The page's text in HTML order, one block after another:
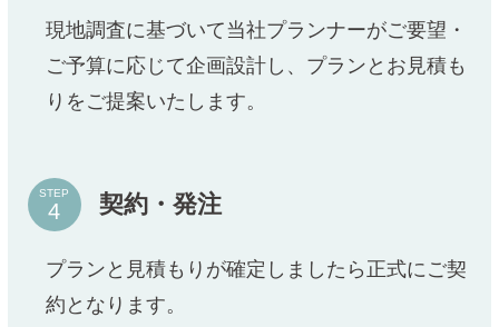
現地調査に基づいて当社プランナーがご要望・
ご予算に応じて企画設計し、プランとお見積も
りをご提案いたします。
STEP 契約・発注
プランと見積もりが確定しましたら正式にご契
約となります。